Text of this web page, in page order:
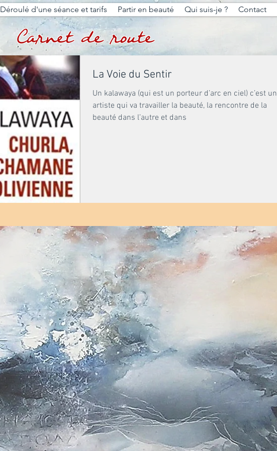
Carnet de route
La Voie du Sentir
Un kalawaya (qui est un porteur d’arc en ciel) c’est un
artiste qui va travailler la beauté, la rencontre de la
beauté dans l’autre et dans
Déroulé d'une séance et tarifs Partir en beauté Qui suis-je ? Contact